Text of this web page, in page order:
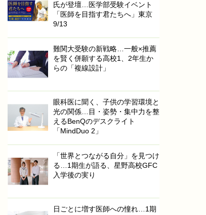
氏が登壇…医学部受験イベント
「医師を目指す君たちへ」東京
9/13
難関大受験の新戦略…一般×推薦
を賢く併願する高校1、2年生か
らの「複線設計」
眼科医に聞く、子供の学習環境と
光の関係…目・姿勢・集中力を整
えるBenQのデスクライト
「MindDuo 2」
「世界とつながる自分」を見つけ
る…1期生が語る、星野高校GFC
入学後の実り
日ごとに増す医師への憧れ…1期